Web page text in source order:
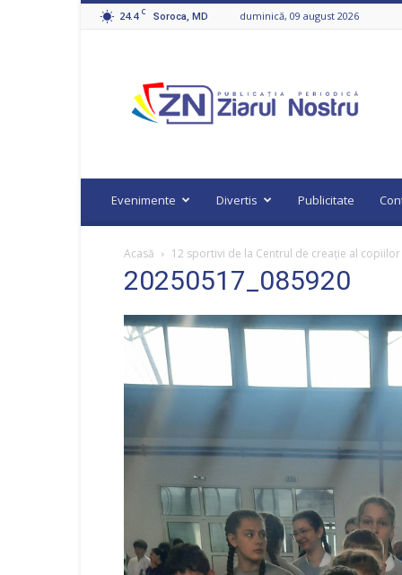
24.4 C Soroca, MD duminică, 09 august 2026
Nostru
Evenimente Divertis Publicitate
Acasă 12 sportivi de la Centrul de creație al
20250517_085920